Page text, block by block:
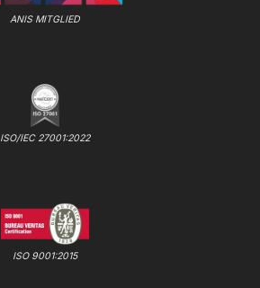
ANIS MITGLIED
ISO/IEC 27001:2022
ISO 9001:2015